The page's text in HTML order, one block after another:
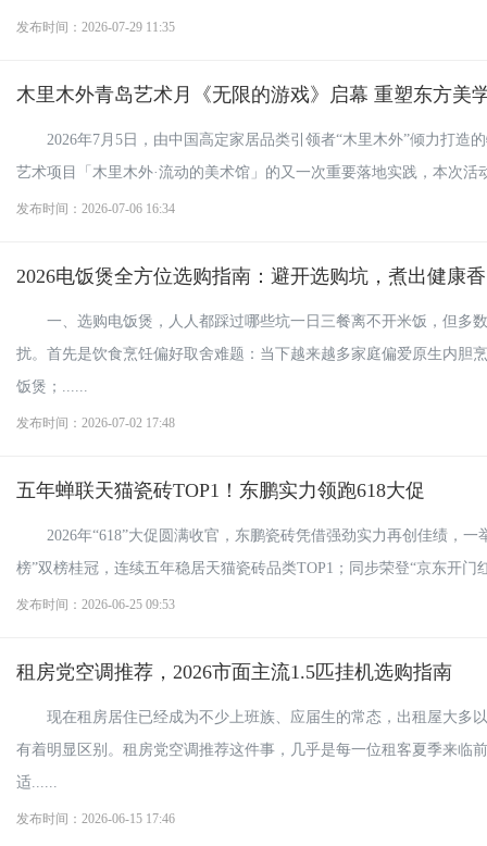
发布时间：2026-07-29 11:35
木里木外青岛艺术月《无限的游戏》启幕 重塑东方美
2026年7月5日，由中国高定家居品类引领者“木里木外”倾力打
艺术项目「木里木外·流动的美术馆」的又一次重要落地实践，本次
发布时间：2026-07-06 16:34
2026电饭煲全方位选购指南：避开选购坑，煮出健康香
一、选购电饭煲，人人都踩过哪些坑一日三餐离不开米饭，但多
扰。首先是饮食烹饪偏好取舍难题：当下越来越多家庭偏爱原生内胆
饭煲；......
发布时间：2026-07-02 17:48
五年蝉联天猫瓷砖TOP1！东鹏实力领跑618大促
2026年“618”大促圆满收官，东鹏瓷砖凭借强劲实力再创佳绩，
榜”双榜桂冠，连续五年稳居天猫瓷砖品类TOP1；同步荣登“京东开
发布时间：2026-06-25 09:53
租房党空调推荐，2026市面主流1.5匹挂机选购指南
现在租房居住已经成为不少上班族、应届生的常态，出租屋大多
有着明显区别。租房党空调推荐这件事，几乎是每一位租客夏季来临
适......
发布时间：2026-06-15 17:46